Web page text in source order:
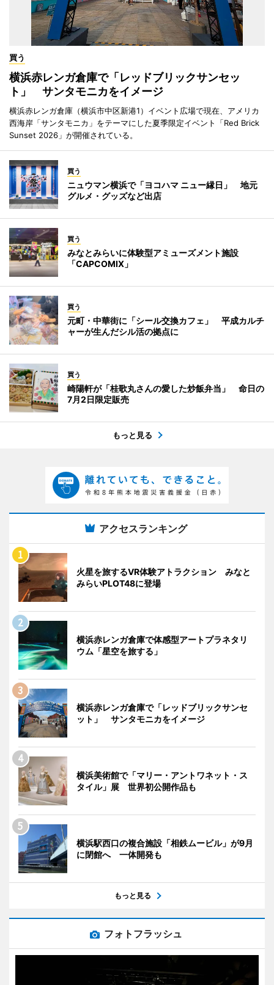
買う
横浜赤レンガ倉庫で「レッドブリックサンセッ
ト」 サンタモニカをイメージ
横浜赤レンガ倉庫（横浜市中区新港1）イベント広場で現在、アメリカ
西海岸「サンタモニカ」をテーマにした夏季限定イベント「Red Brick
Sunset 2026」が開催されている。
買う
ニュウマン横浜で「ヨコハマ ニュー縁日」 地元
グルメ・グッズなど出店
買う
みなとみらいに体験型アミューズメント施設
「CAPCOMIX」
買う
元町・中華街に「シール交換カフェ」 平成カルチ
ャーが生んだシル活の拠点に
買う
崎陽軒が「桂歌丸さんの愛した炒飯弁当」 命日の
7月2日限定販売
もっと見る
アクセスランキング
火星を旅するVR体験アトラクション みなと
みらいPLOT48に登場
横浜赤レンガ倉庫で体感型アートプラネタリ
ウム「星空を旅する」
横浜赤レンガ倉庫で「レッドブリックサンセ
ット」 サンタモニカをイメージ
横浜美術館で「マリー・アントワネット・ス
タイル」展 世界初公開作品も
横浜駅西口の複合施設「相鉄ムービル」が9月
に閉館へ 一体開発も
もっと見る
フォトフラッシュ